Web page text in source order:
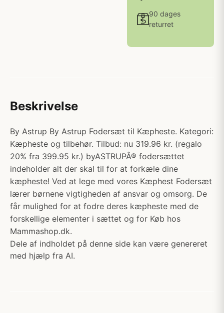
90 dages
returret
Beskrivelse
By Astrup By Astrup Fodersæt til Kæpheste. Kategori:
Kæpheste og tilbehør. Tilbud: nu 319.96 kr. (regalo
20% fra 399.95 kr.) byASTRUPÂ® fodersættet
indeholder alt der skal til for at forkæle dine
kæpheste! Ved at lege med vores Kæphest Fodersæt
lærer børnene vigtigheden af ansvar og omsorg. De
får mulighed for at fodre deres kæpheste med de
forskellige elementer i sættet og for Køb hos
Mammashop.dk.
Dele af indholdet på denne side kan være genereret
med hjælp fra AI.